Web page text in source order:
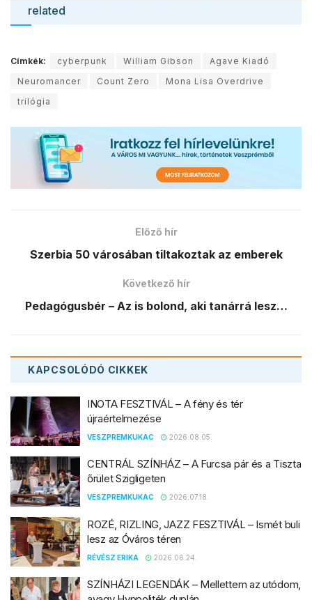
related
Címkék: cyberpunk William Gibson
Agave Kiadó
Neuromancer
Count Zero
Mona Lisa Overdrive
trilógia
Előző hír
Szerbia 50 városában tiltakoztak az emberek
Következő hír
Pedagógusbér – Az is bolond, aki tanárrá lesz…
KAPCSOLÓDÓ CIKKEK
INOTA FESZTIVÁL – A fény és tér
újraértelmezése
VESZPREMKUKAC 2026.08.05.
CENTRÁL SZÍNHÁZ – A Furcsa pár és a Tiszta
őrület Szigligeten
VESZPREMKUKAC 2026.07.18.
ROZÉ, RIZLING, JAZZ FESZTIVÁL – Ismét buli
lesz az Óváros téren
RÉVÉSZ ERIKA 2026.06.24.
SZÍNHÁZI LEGENDÁK – Mellettem az utódom,